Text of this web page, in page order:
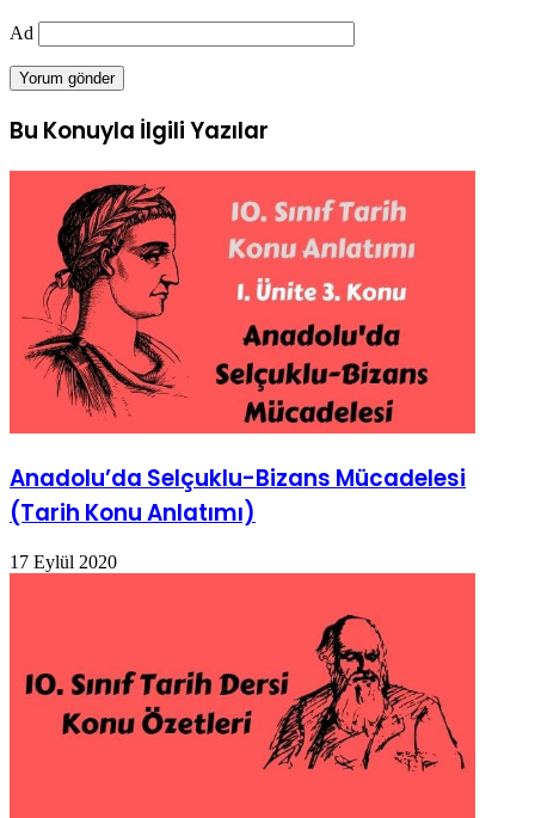
Ad
Bu Konuyla İlgili Yazılar
Anadolu’da Selçuklu-Bizans Mücadelesi
(Tarih Konu Anlatımı)
17 Eylül 2020